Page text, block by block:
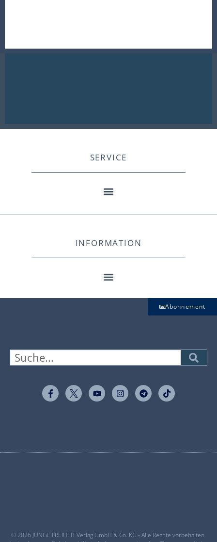
SERVICE
INFORMATION
Abonnement
© 2026 JUNGE FREIHEIT Verlag GmbH & Co. KG - Alle Rechte vorbehalten.